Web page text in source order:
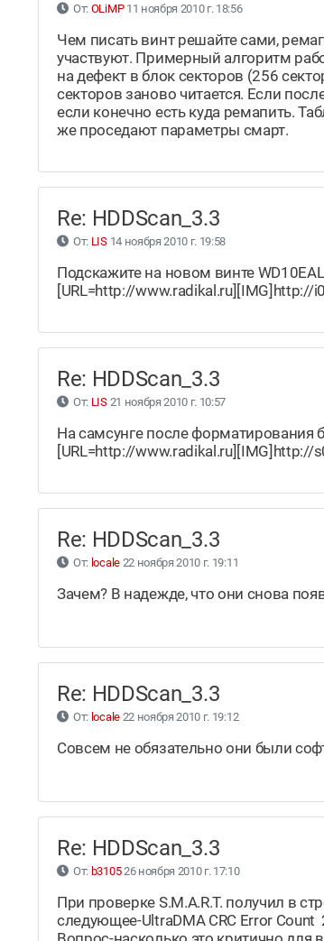
От: OLiMP11 ноября 2010 г. 18:56
Чем писать винт решайте сами,
участвуют. Примерный алгоритм
на дефект в блок секторов (256
секторов заново читается. Если
если конечно есть куда ремапить.
же проседают параметры смарт.
Re: HDDScan_3.3
От: LIS14 ноября 2010 г. 19:58
Подскажите на новом винте
[URL=http://
Re: HDDScan_3.3
От: LIS21 ноября 2010 г. 10:57
На самсунге после
[URL=http://
Re: HDDScan_3.3
От: locale22 ноября 2010 г. 19:11
Зачем? В надежде, что они снова
Re: HDDScan_3.3
От: locale22 ноября 2010 г. 19:12
Совсем не обязательно они были
Re: HDDScan_3.3
От: b310526 ноября 2010 г. 17:10
При проверке S.M.A.R.T. получил в
следующее-UltraDMA CRC Error